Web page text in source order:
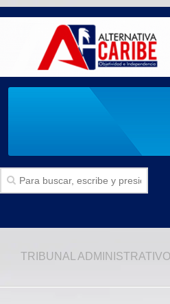
Politica
TRIBUNAL